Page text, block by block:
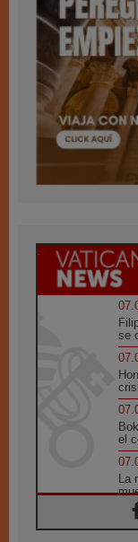
se
el